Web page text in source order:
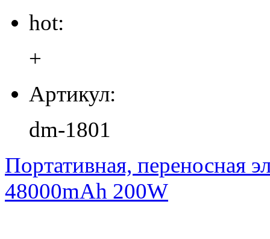
hot:
+
Артикул:
dm-1801
Портативная, переносная
48000mAh 200W